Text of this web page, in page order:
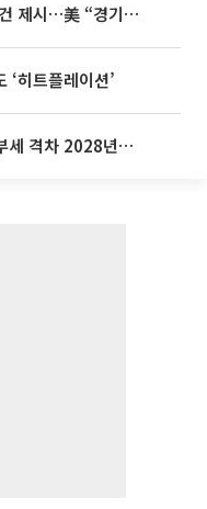
이란, 미국에 호르무즈 합의 조건 제시…美 “경기 아직 안 끝나” [종합]
히트플레이션’
종부세 개편에도…1·3주택 종부세 격차 2028년부터 확대